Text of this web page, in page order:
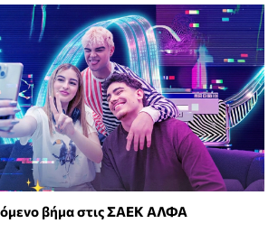
βήμα στις ΣΑΕΚ ΑΛΦΑ